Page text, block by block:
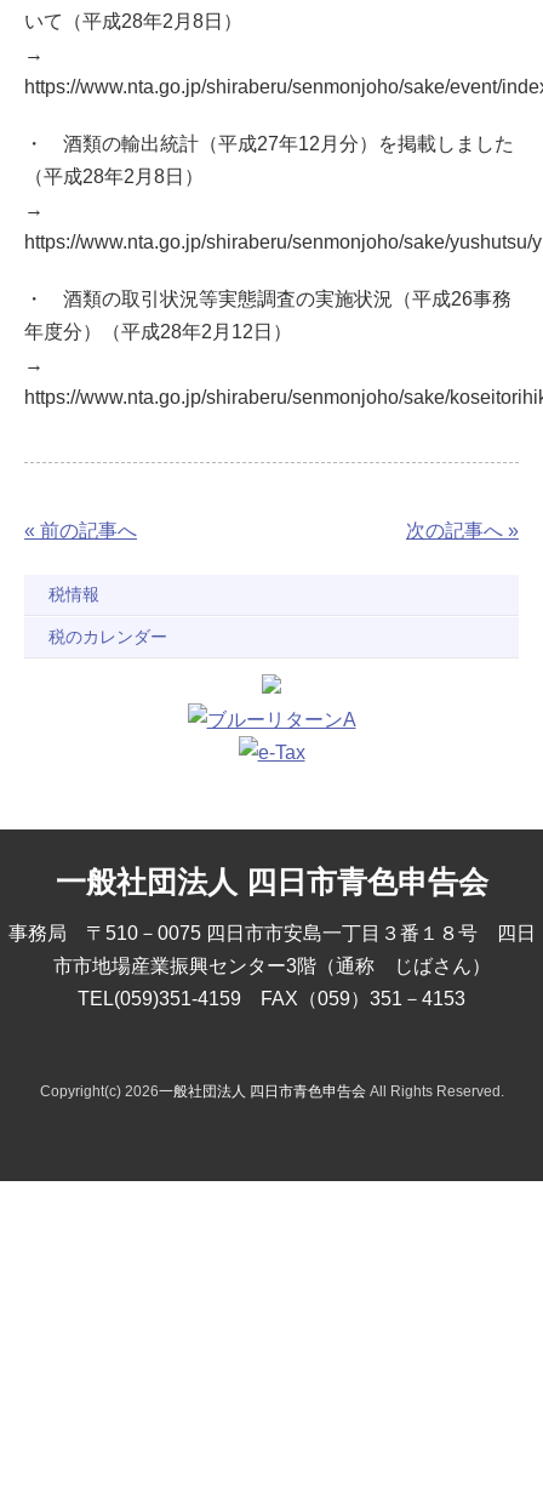
いて（平成28年2月8日）
→
https://www.nta.go.jp/shiraberu/senmonjoho/sake/event/
・ 酒類の輸出統計（平成27年12月分）を掲載しました
（平成28年2月8日）
→
https://www.nta.go.jp/shiraberu/senmonjoho/sake/yushutsu/
・ 酒類の取引状況等実態調査の実施状況（平成26事務
年度分）（平成28年2月12日）
→
https://www.nta.go.jp/shiraberu/senmonjoho/sake/
« 前の記事へ 次の記事へ »
税情報
税のカレンダー
一般社団法人 四日市青色申告会
事務局 〒510－0075 四日市市安島一丁目３番１８号 四日
市市地場産業振興センター3階（通称 じばさん）
TEL(059)351-4159 FAX（059）351－4153
Copyright(c) 2026一般社団法人 四日市青色申告会All Rights Reserved.